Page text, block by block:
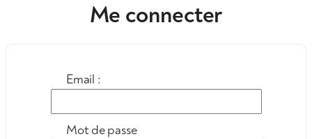
Me connecter
Email :
Mot de passe